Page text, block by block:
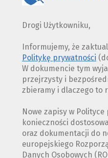
Drogi Użytkowniku,
Informujemy, że
Politykę prywatności
W dokumencie tym
przejrzysty i
zbieramy i dlaczego to
Nowe zapisy w
konieczności
oraz dokumentacji do
europejskiego
Danych Osobowych